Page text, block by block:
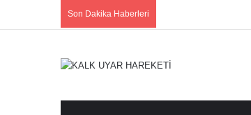
Son Dakika Haberleri